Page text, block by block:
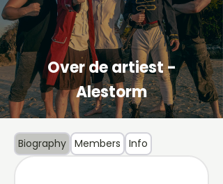
Over de artiest -
Alestorm
Biography Members Info